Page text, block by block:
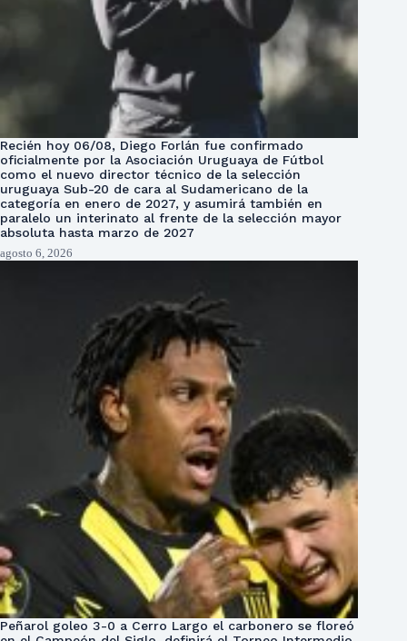
Recién hoy 06/08, Diego Forlán fue confirmado
oficialmente por la Asociación Uruguaya de Fútbol
como el nuevo director técnico de la selección
uruguaya Sub-20 de cara al Sudamericano de la
categoría en enero de 2027, y asumirá también en
paralelo un interinato al frente de la selección mayor
absoluta hasta marzo de 2027
agosto 6, 2026
Peñarol goleo 3-0 a Cerro Largo el carbonero se floreó